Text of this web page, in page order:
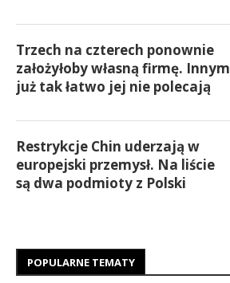
Trzech na czterech ponownie
założyłoby własną firmę. Innym
już tak łatwo jej nie polecają
Restrykcje Chin uderzają w
europejski przemysł. Na liście
są dwa podmioty z Polski
POPULARNE TEMATY